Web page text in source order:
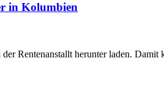
in Kolumbien
Rentenanstallt herunter laden.